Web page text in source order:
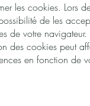
les cookies. Lors
de les
de votre
des cookies peut
en fonction de